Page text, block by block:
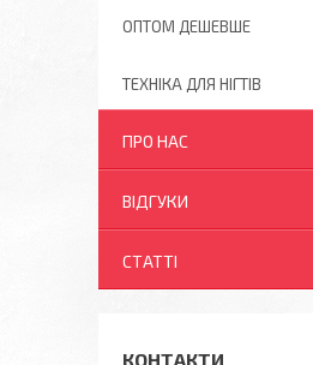
ОПТОМ ДЕШЕВШЕ
ТЕХНІКА ДЛЯ НІГТІВ
ПРО НАС
ВІДГУКИ
СТАТТІ
КОНТАКТИ